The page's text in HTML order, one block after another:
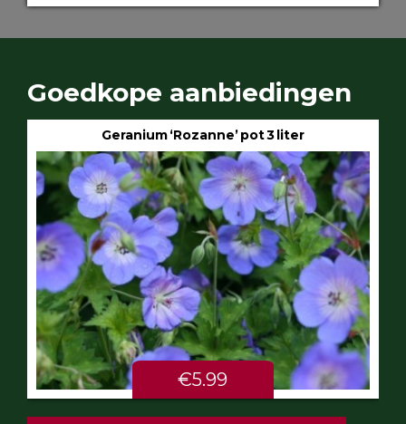
Goedkope aanbiedingen
Geranium ‘Rozanne’ pot 3 liter
€5.99